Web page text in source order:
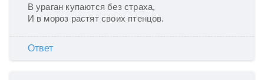
В ураган купаются без страха,
И в мороз растят своих птенцов.
Ответ